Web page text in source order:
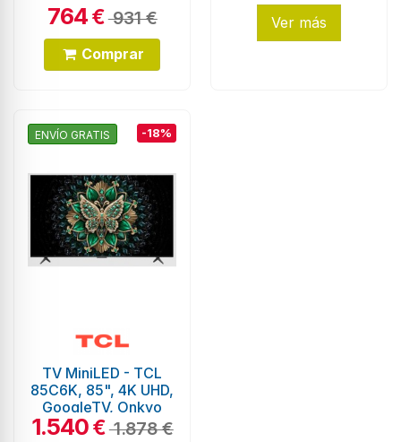
764€931 €
Comprar
Ver más
ENVÍO GRATIS -18%
TV MiniLED - TCL
85C6K, 85", 4K UHD,
GoogleTV, Onkyo
1.540€1.878 €